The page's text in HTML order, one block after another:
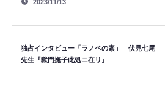
2023/11/13
独占インタビュー「ラノベの素」 伏見七尾
先生『獄門撫子此処ニ在リ』